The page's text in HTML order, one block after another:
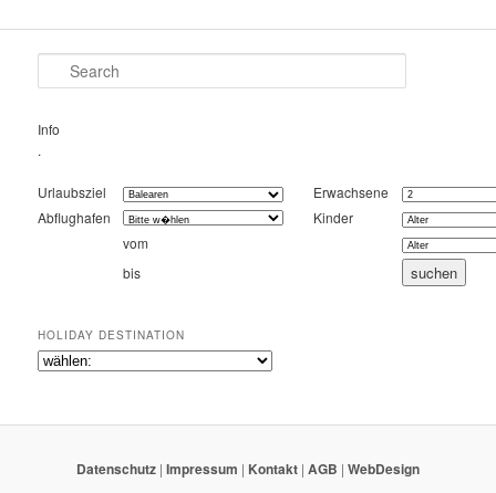
Search
Info
.
Urlaubsziel
Erwachsene
Abflughafen
Kinder
vom
bis
HOLIDAY DESTINATION
Datenschutz | Impressum | Kontakt | AGB | WebDesign